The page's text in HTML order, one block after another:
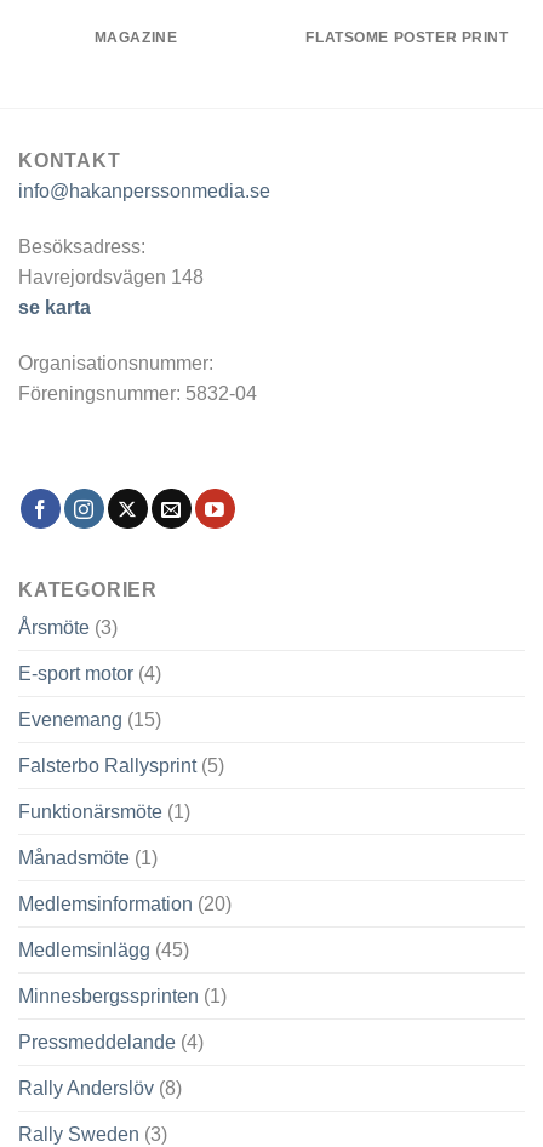
MAGAZINE FLATSOME POSTER PRINT
KONTAKT
info@hakanperssonmedia.se
Besöksadress:
Havrejordsvägen 148
se karta
Organisationsnummer:
Föreningsnummer: 5832-04
KATEGORIER
Årsmöte (3)
E-sport motor (4)
Evenemang (15)
Falsterbo Rallysprint(5)
Funktionärsmöte (1)
Månadsmöte (1)
Medlemsinformation (20)
Medlemsinlägg (45)
Minnesbergssprinten (1)
Pressmeddelande (4)
Rally Anderslöv (8)
Rally Sweden (3)